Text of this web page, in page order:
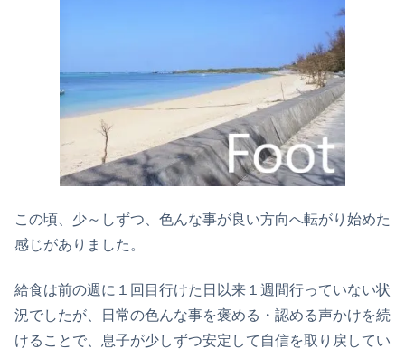
この頃、少～しずつ、色んな事が良い方向へ転がり始めた
感じがありました。
給食は前の週に１回目行けた日以来１週間行っていない状
況でしたが、日常の色んな事を褒める・認める声かけを続
けることで、息子が少しずつ安定して自信を取り戻してい